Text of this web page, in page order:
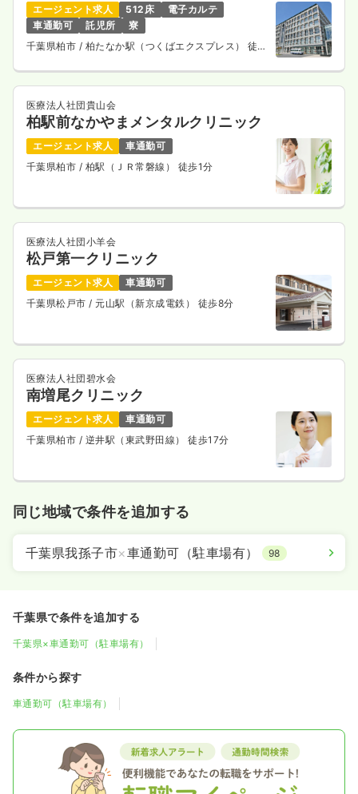
エージェント求人 512床
電子カルテ
車通勤可
託児所
寮
千葉県柏市 / 柏たなか駅（つくばエクスプレス） 徒歩
医療法人社団貴山会
柏駅前なかやまメンタルクリニック
エージェント求人
車通勤可
千葉県柏市 / 柏駅（ＪＲ常磐線） 徒歩1分
医療法人社団小羊会
松戸第一クリニック
エージェント求人
車通勤可
千葉県松戸市 / 元山駅（新京成電鉄） 徒歩8分
医療法人社団碧水会
南増尾クリニック
エージェント求人
車通勤可
千葉県柏市 / 逆井駅（東武野田線） 徒歩17分
同じ地域で条件を追加する
千葉県我孫子市×車通勤可（駐車場有） 98
千葉県で条件を追加する
千葉県×車通勤可（駐車場有）
条件から探す
車通勤可（駐車場有）